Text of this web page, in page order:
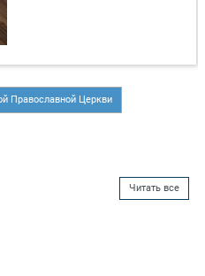
Православной Церкви
Читать все